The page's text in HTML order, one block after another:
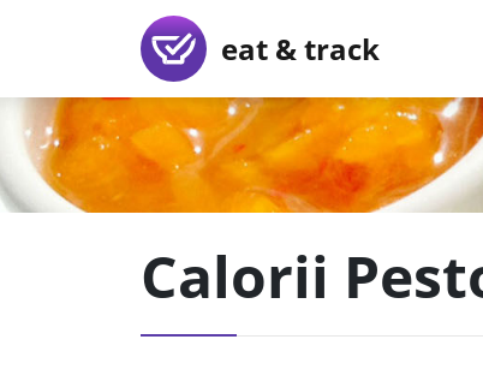
eat & track
Calorii